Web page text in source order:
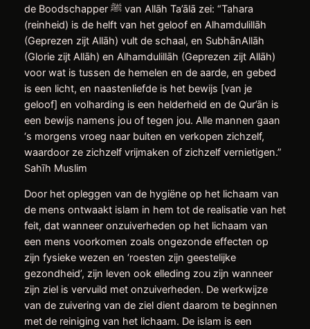
de Boodschapper ﷺ van Allāh Ta’ālā zei: “Tahara
(reinheid) is de helft van het geloof en Alhamdulillāh
(Geprezen zijt Allāh) vult de schaal, en SubhānAllāh
(Glorie zijt Allāh) en Alhamdulillāh (Geprezen zijt Allāh)
voor wat is tussen de hemelen en de aarde, en gebed
is een licht, en naastenliefde is het bewijs [van je
geloof] en volharding is een helderheid en de Qur’ān is
een bewijs namens jou of tegen jou. Alle mannen gaan
‘s morgens vroeg naar buiten en verkopen zichzelf,
waardoor ze zichzelf vrijmaken of zichzelf vernietigen.”
Sahīh Muslim
Door het opleggen van de hygiëne op het lichaam van
de mens ontwaakt islam in hem tot de realisatie van het
feit, dat wanneer onzuiverheden op het lichaam van
een mens voorkomen zoals ongezonde effecten op
zijn fysieke wezen en ‘roesten zijn geestelijke
gezondheid’, zijn leven ook elleding zou zijn wanneer
zijn ziel is vervuild met onzuiverheden. De werkwijze
van de zuivering van de ziel dient daarom te beginnen
met de reiniging van het lichaam. De islam is een